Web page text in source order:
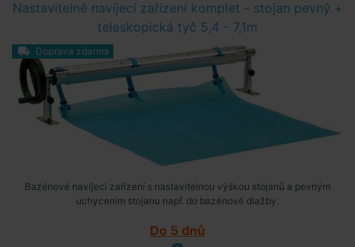
Nastavitelné navíjecí zařízení komplet - stojan pevný +
teleskopická tyč 5,4 - 7,1m
Doprava zdarma
Bazénové navíjecí zařízení s nastavitelnou výškou stojanů a pevným
uchycením stojanu např. do bazénové dlažby.
Do 5 dnů